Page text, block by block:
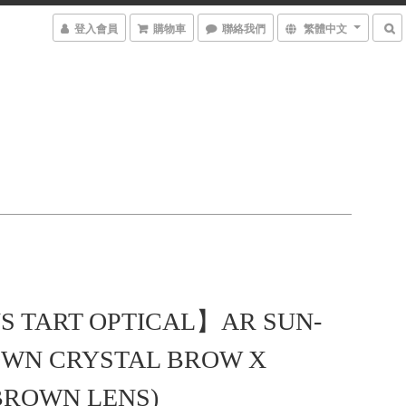
登入會員 購物車 聯絡我們 繁體中文
TART OPTICAL】AR SUN-
CRYSTAL BROW X
LENS)